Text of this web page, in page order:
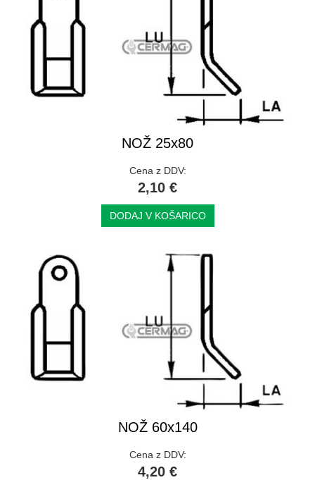
NOŽ 25x80
Cena z DDV:
2,10 €
DODAJ V KOŠARICO
NOŽ 60x140
Cena z DDV:
4,20 €